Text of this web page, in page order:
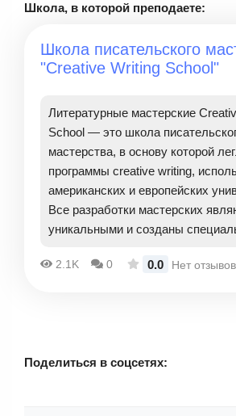
Школа, в которой преподаете:
Школа писательского
"Creative Writing School"
Литературные мастерские
School — это школа
мастерства, в основу которой
программы сreative writing,
американских и европейских
Все разработки мастерских
уникальными и созданы
2.1K 0 0.0 Нет отзывов
Поделиться в соцсетях: